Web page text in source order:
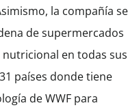
la compañía se
de supermercados
en todas sus
países donde tiene
de WWF para